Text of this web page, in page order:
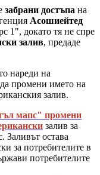
забрани достъпа на
Асошиейтед
1", докато тя не спре
залив, предаде
нареди на
промени името на
залив.
мапс" промени
залив за
Заливът остава
за потребителите в
потребителите